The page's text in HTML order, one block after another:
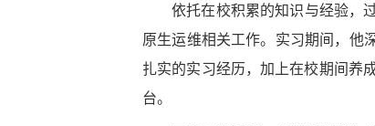
依托在校积累的知识与经验，
原生运维相关工作。实习期间，他
扎实的实习经历，加上在校期间养
台。